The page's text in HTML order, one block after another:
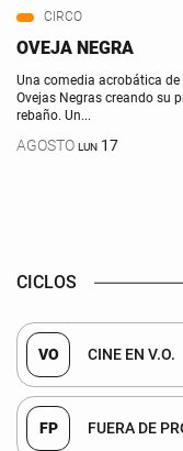
CIRCO
OVEJA NEGRA
Una comedia acrobática de
Ovejas Negras creando su
rebaño. Un...
AGOSTO LUN 17
CICLOS
VO CINE EN V.O.
FP FUERA DE